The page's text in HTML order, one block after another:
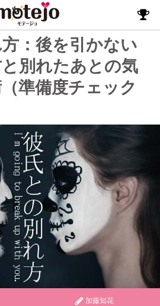
：後を引かない
別れたあとの気
準備度チェック
加藤知花